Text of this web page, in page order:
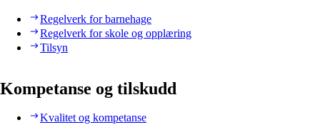
Regelverk for barnehage
Regelverk for skole og opplæring
Tilsyn
Kompetanse og tilskudd
Kvalitet og kompetanse